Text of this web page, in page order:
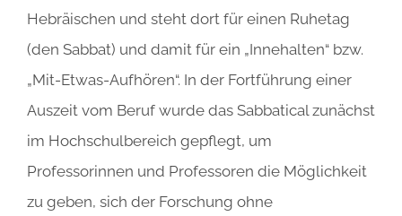
Hebräischen und steht dort für einen Ruhetag
(den Sabbat) und damit für ein „Innehalten“ bzw.
„Mit-Etwas-Aufhören“. In der Fortführung einer
Auszeit vom Beruf wurde das Sabbatical zunächst
im Hochschulbereich gepflegt, um
Professorinnen und Professoren die Möglichkeit
zu geben, sich der Forschung ohne